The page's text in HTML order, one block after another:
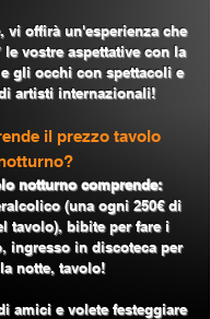
, vi offirà un'esperienza che
le vostre aspettative con la
gli occhi con spettacoli e
artisti internazionali!
il prezzo tavolo
notturno comprende:
(una ogni 250€ di
tavolo), bibite per fare i
ingresso in discoteca per
notte, tavolo!
amici e volete festeggiare